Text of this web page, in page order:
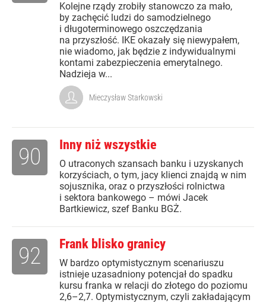
Kolejne rządy zrobiły stanowczo za mało,
by zachęcić ludzi do samodzielnego
i długoterminowego oszczędzania
na przyszłość. IKE okazały się niewypałem,
nie wiadomo, jak będzie z indywidualnymi
kontami zabezpieczenia emerytalnego.
Nadzieja w...
Mieczysław Starkowski
Inny niż wszystkie
O utraconych szansach banku i uzyskanych
korzyściach, o tym, jacy klienci znajdą w nim
sojusznika, oraz o przyszłości rolnictwa
i sektora bankowego – mówi Jacek
Bartkiewicz, szef Banku BGŻ.
90
Frank blisko granicy
W bardzo optymistycznym scenariuszu
istnieje uzasadniony potencjał do spadku
kursu franka w relacji do złotego do poziomu
2,6–2,7. Optymistycznym, czyli zakładającym
92